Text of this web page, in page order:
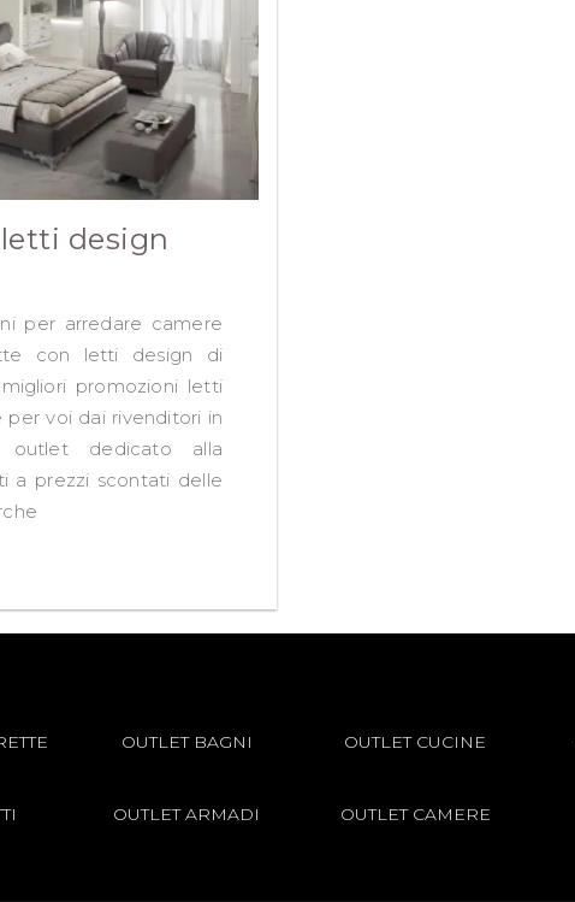
design
per arredare camere
con letti design di
promozioni letti
per voi dai rivenditori in
outlet dedicato alla
a prezzi scontati delle
OUTLET BAGNI OUTLET CUCINE
OUTLET ARMADI OUTLET CAMERE